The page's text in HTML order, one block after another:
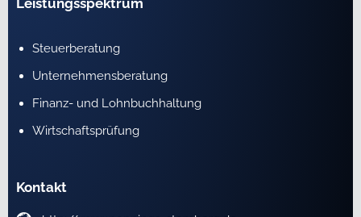
Steuerberatung
Unternehmensberatung
Finanz- und Lohnbuchhaltung
Wirtschaftsprüfung
Kontakt